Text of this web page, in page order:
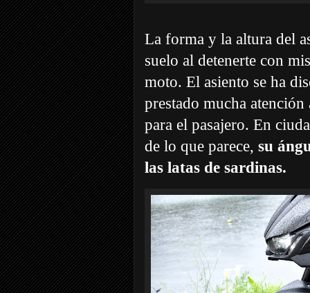
La forma y la altura del
suelo al detenerte con
moto. El asiento se ha
prestado mucha
para el pasajero. En
de lo que parece, su
las latas de sardinas.